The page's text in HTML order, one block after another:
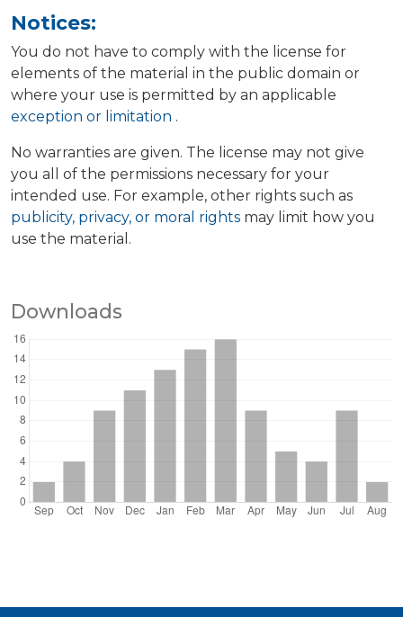
Notices:
You do not have to comply with the license for
elements of the material in the public domain or
where your use is permitted by an applicable
exception or limitation .
No warranties are given. The license may not give
you all of the permissions necessary for your
intended use. For example, other rights such as
publicity, privacy, or moral rights may limit how you
use the material.
Downloads